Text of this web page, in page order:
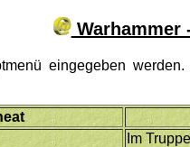
Warhammer
eingegeben
Im